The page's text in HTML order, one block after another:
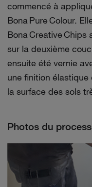
commencé à
Bona Pure Colour.
Bona Creative Chips
sur la deuxième
ensuite été vernie
une finition
la surface des sols
Photos du